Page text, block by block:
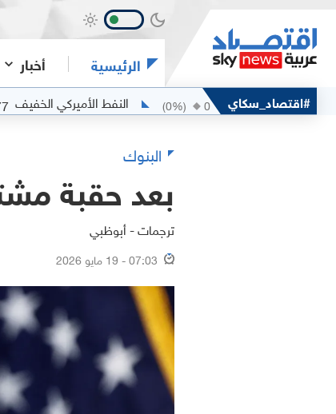
الرئيسية أخبار
#اقتصاد_سكاي
77.94
0
0%) النفط الأميركي الخفيف 74.77
-0.45
البنوك
بعد حقبة
ترجمات - أبوظبي
07:03 - 19 مايو 2026